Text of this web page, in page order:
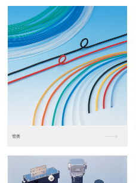
进口松下PLC2